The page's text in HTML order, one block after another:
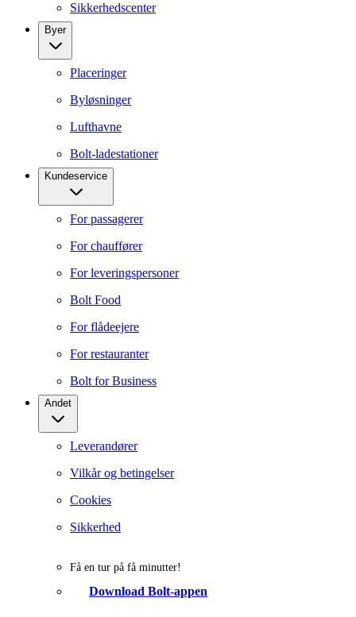
Sikkerhedscenter
Byer
Placeringer
Byløsninger
Lufthavne
Bolt-ladestationer
Kundeservice
For passagerer
For chauffører
For leveringspersoner
Bolt Food
For flådeejere
For restauranter
Bolt for Business
Andet
Leverandører
Vilkår og betingelser
Cookies
Sikkerhed
Få en tur på få minutter!
Download Bolt-appen